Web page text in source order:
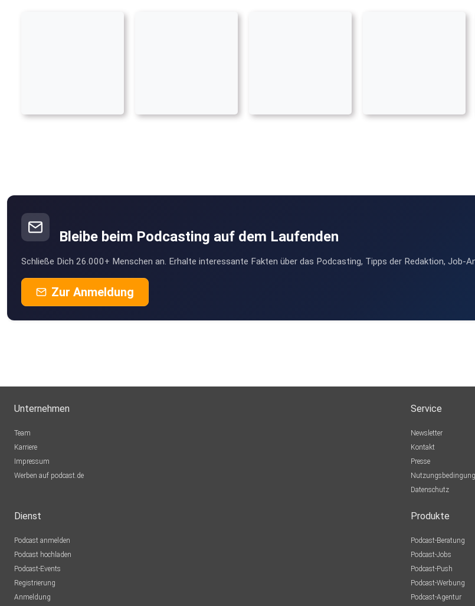
Bleibe beim Podcasting auf dem Laufenden
Schließe Dich 26.000+ Menschen an. Erhalte interessante Fakten über das Podcasting, Tipps der Redaktion, Job-
Zur Anmeldung
Unternehmen
Team
Karriere
Impressum
Werben auf podcast.de
Service
Newsletter
Kontakt
Presse
Datenschutz
Dienst
Podcast anmelden
Podcast hochladen
Podcast-Events
Registrierung
Anmeldung
Produkte
Podcast-Beratung
Podcast-Jobs
Podcast-Push
Podcast-Werbung
Podcast-Agentur